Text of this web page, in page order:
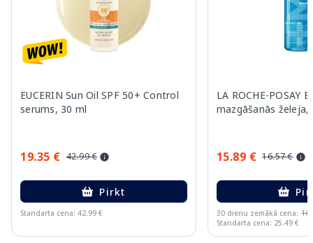
EUCERIN Sun Oil SPF 50+ Control
serums, 30 ml
19.35 € 42.99 €
Pirkt
Standarta cena: 42.99 €
LA ROCHE-POSAY
mazgāšanās želeja,
15.89 € 16.57 €
30 dienu zemākā cena:
Standarta cena: 25.49 €